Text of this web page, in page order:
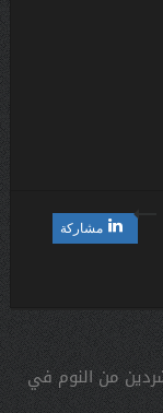
مشاركة
من النوم في